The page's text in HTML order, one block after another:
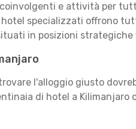
e attività per
specializzati offrono
in posizioni
l'alloggio giusto
di hotel a Kilimanjaro